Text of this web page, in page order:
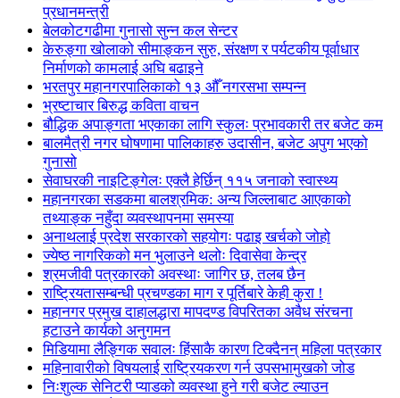
प्रधानमन्त्री
बेलकोटगढीमा गुनासो सुन्न कल सेन्टर
केरुङ्गा खोलाको सीमाङ्कन सुरु, संरक्षण र पर्यटकीय पूर्वाधार
निर्माणको कामलाई अघि बढाइने
भरतपुर महानगरपालिकाको १३ औँ नगरसभा सम्पन्न
भ्रष्टाचार बिरुद्ध कविता वाचन
बौद्धिक अपाङ्गता भएकाका लागि स्कुलः प्रभावकारी तर बजेट कम
बालमैत्री नगर घोषणामा पालिकाहरु उदासीन, बजेट अपुग भएको
गुनासो
सेवाघरकी नाइटिङ्गेलः एक्लै हेर्छिन् ११५ जनाको स्वास्थ्य
महानगरका सडकमा बालश्रमिक: अन्य जिल्लाबाट आएकाको
तथ्याङ्क नहुँदा व्यवस्थापनमा समस्या
अनाथलाई प्रदेश सरकारको सहयोगः पढाइ खर्चको जोहो
ज्येष्ठ नागरिकको मन भुलाउने थलोः दिवासेवा केन्द्र
श्रमजीवी पत्रकारको अवस्थाः जागिर छ, तलब छैन
राष्ट्रियतासम्बन्धी प्रचण्डका माग र पूर्तिबारे केही कुरा !
महानगर प्रमुख दाहालद्धारा मापदण्ड विपरितका अवैध संरचना
हटाउने कार्यको अनुगमन
मिडियामा लैङ्गिक सवालः हिंसाकै कारण टिक्दैनन् महिला पत्रकार
महिनावारीको विषयलाई राष्ट्रियकरण गर्न उपसभामुखको जोड
निःशुल्क सेनिटरी प्याडको व्यवस्था हुने गरी बजेट ल्याउन